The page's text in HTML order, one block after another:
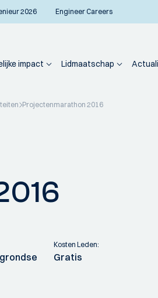
2026 Engineer Careers
impact Lidmaatschap
Projectenmarathon 2016
Kosten Leden:
Gratis